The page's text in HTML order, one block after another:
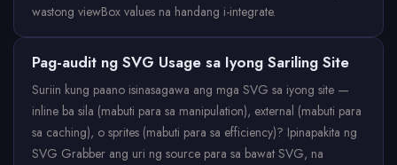
wastong viewBox values na handang i-integrate.
Pag-audit ng SVG Usage sa Iyong Sariling Site
Suriin kung paano isinasagawa ang mga SVG sa iyong site —
inline ba sila (mabuti para sa manipulation), external (mabuti para
sa caching), o sprites (mabuti para sa efficiency)? Ipinapakita ng
SVG Grabber ang uri ng source para sa bawat SVG, na